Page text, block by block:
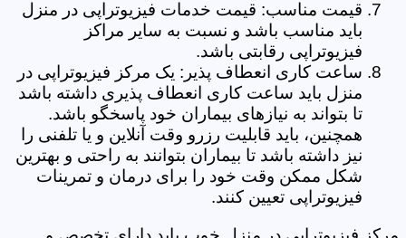
قیمت مناسب: قیمت خدمات فیزیوتراپی در منزل
باید مناسب باشد و نسبت به سایر مراکز
فیزیوتراپی رقابتی باشد.
ساعت کاری انعطاف پذیر: یک مرکز فیزیوتراپی در
منزل باید ساعت کاری انعطاف پذیری داشته باشد
تا بتواند به نیازهای بیماران خود پاسخگو باشد.
همچنین، باید قابلیت رزرو وقت آنلاین و یا تلفنی را
نیز داشته باشد تا بیماران بتوانند به راحتی و بهترین
شکل ممکن وقت خود را برای درمان و تمرینات
فیزیوتراپی تعیین کنند.